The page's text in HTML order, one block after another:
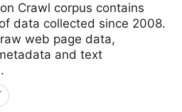
Crawl corpus contains
data collected since 2008.
web page data,
and text